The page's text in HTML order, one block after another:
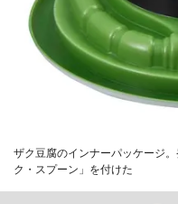
ザク豆腐のインナーパッケージ
ク・スプーン」を付けた